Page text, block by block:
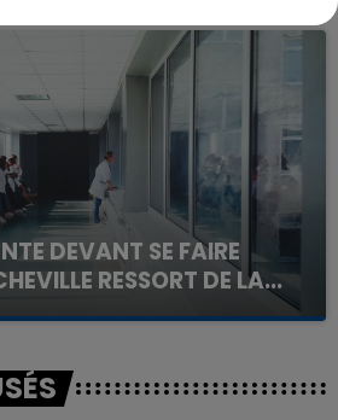
et leur bébé de trois mois
DEVANT SE FAIRE
RESSORT DE LA...
contre la clinique qui a